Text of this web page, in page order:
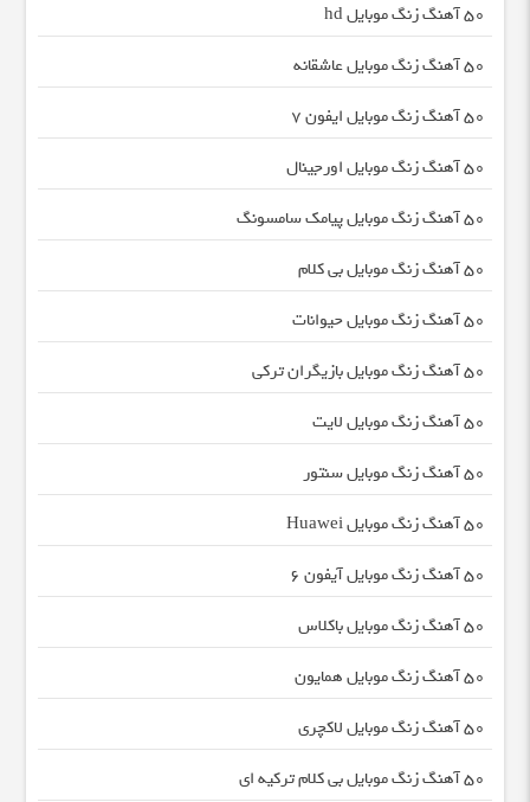
50 آهنگ زنگ موبایل hd
50 آهنگ زنگ موبایل عاشقانه
50 آهنگ زنگ موبایل ایفون 7
50 آهنگ زنگ موبایل اورجینال
50 آهنگ زنگ موبایل پیامک سامسونگ
50 آهنگ زنگ موبایل بی کلام
50 آهنگ زنگ موبایل حیوانات
50 آهنگ زنگ موبایل بازیگران ترکی
50 آهنگ زنگ موبایل لایت
50 آهنگ زنگ موبایل سنتور
50 آهنگ زنگ موبایل Huawei
50 آهنگ زنگ موبایل آیفون 6
50 آهنگ زنگ موبایل باکلاس
50 آهنگ زنگ موبایل همایون
50 آهنگ زنگ موبایل لاکچری
50 آهنگ زنگ موبایل بی کلام ترکیه ای